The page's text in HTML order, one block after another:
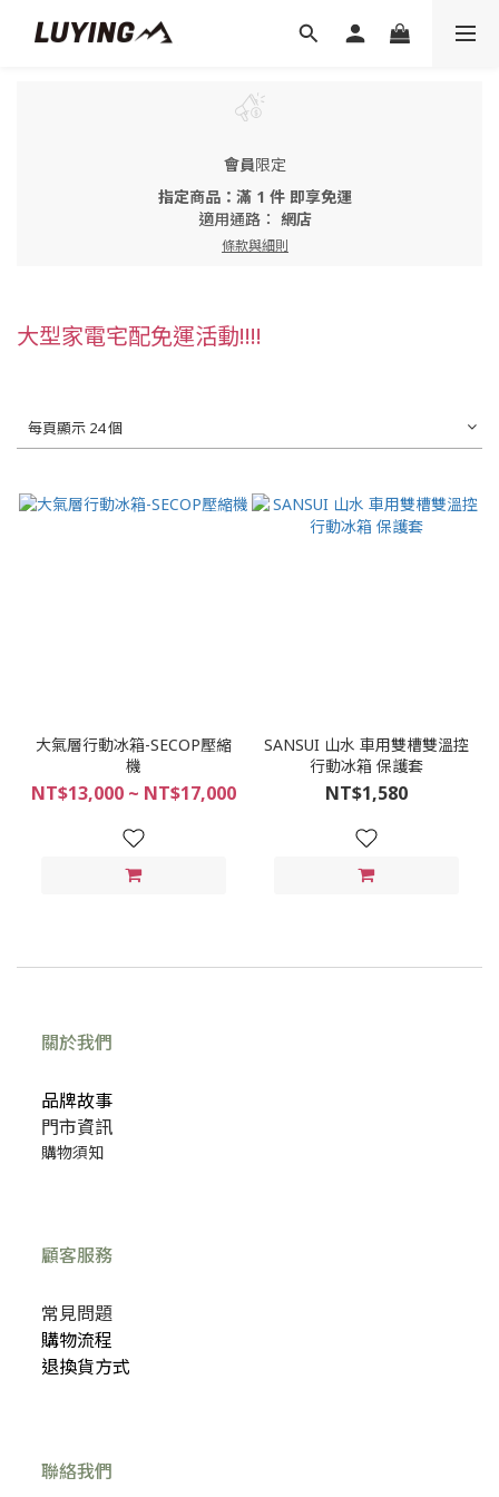
會員限定
指定商品：滿 1 件 即享免運
適用通路： 網店
條款與細則
大型家電宅配免運活動!!!!
每頁顯示 24 個
大氣層行動冰箱-SECOP壓縮
機
NT$13,000 ~ NT$17,000
SANSUI 山水 車用雙槽雙溫控
行動冰箱 保護套
NT$1,580
關於我們
品牌故事
門市資訊
購物須知
顧客服務
常見問題
購物流程
退換貨方式
聯絡我們